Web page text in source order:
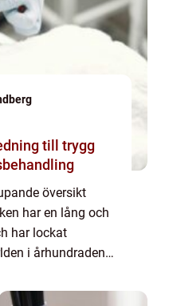
till trygg
översikt
har en lång och
har lockat
i århundraden.
inklusive vad